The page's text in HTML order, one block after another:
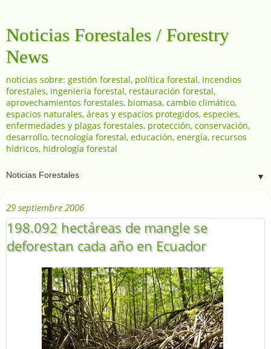
Noticias Forestales / Forestry
News
noticias sobre: gestión forestal, política forestal, incendios
forestales, ingeniería forestal, restauración forestal,
aprovechamientos forestales, biomasa, cambio climático,
espacios naturales, áreas y espacios protegidos, especies,
enfermedades y plagas forestales, protección, conservación,
desarrollo, tecnología forestal, educación, energía, recursos
hídricos, hidrología forestal
▼
29 septiembre 2006
198.092 hectáreas de mangle se
deforestan cada año en Ecuador